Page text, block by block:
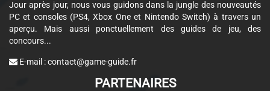
Jour après jour, nous vous guidons dans la jungle des nouveautés
PC et consoles (PS4, Xbox One et Nintendo Switch) à travers un
aperçu. Mais aussi ponctuellement des guides de jeu, des
concours...
E-mail :contact@game-guide.fr
PARTENAIRES